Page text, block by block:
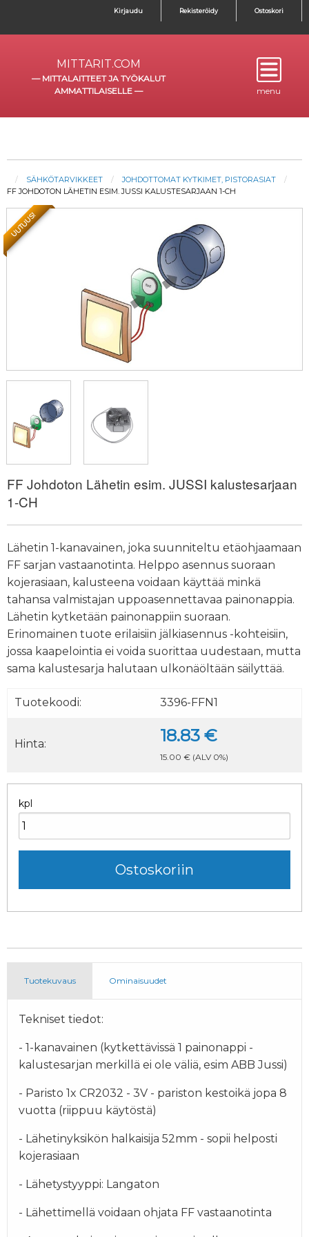
Kirjaudu Rekisteröidy Ostoskori
MITTARIT.COM
— MITTALAITTEET JA TYÖKALUT
AMMATTILAISELLE — menu
SÄHKÖTARVIKKEET
JOHDOTTOMAT KYTKIMET, PISTORASIAT
FF JOHDOTON LÄHETIN ESIM. JUSSI KALUSTESARJAAN 1-CH
UUTUUS!
FF Johdoton Lähetin esim. JUSSI kalustesarjaan
1-CH
Lähetin 1-kanavainen, joka suunniteltu etäohjaamaan
FF sarjan vastaanotinta. Helppo asennus suoraan
kojerasiaan, kalusteena voidaan käyttää minkä
tahansa valmistajan uppoasennettavaa painonappia.
Lähetin kytketään painonappiin suoraan.
Erinomainen tuote erilaisiin jälkiasennus -kohteisiin,
jossa kaapelointia ei voida suorittaa uudestaan, mutta
sama kalustesarja halutaan ulkonäöltään säilyttää.
Tuotekoodi: 3396-FFN1
Hinta: 18.83 €
15.00 € (ALV 0%)
kpl
Tuotekuvaus Ominaisuudet
Tekniset tiedot:
- 1-kanavainen (kytkettävissä 1 painonappi -
kalustesarjan merkillä ei ole väliä, esim ABB Jussi)
- Paristo 1x CR2032 - 3V - pariston kestoikä jopa 8
vuotta (riippuu käytöstä)
- Lähetinyksikön halkaisija 52mm - sopii helposti
kojerasiaan
- Lähetystyyppi: Langaton
- Lähettimellä voidaan ohjata FF vastaanotinta